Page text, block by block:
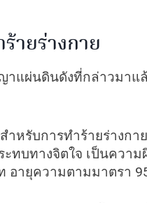
ายร่างกาย
าแผ่นดินดังที่กล่าวมาแ
หรับการทำร้ายร่างก
ะทบทางจิตใจ เป็นคว
อายุความตามมาตรา